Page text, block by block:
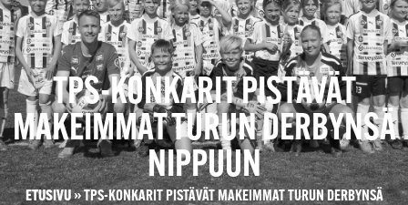
TPS-KONKARIT PISTÄVÄT
MAKEIMMAT TURUN DERBYNSÄ
NIPPUUN
ETUSIVU»TPS-KONKARIT PISTÄVÄT MAKEIMMAT TURUN DERBYNSÄ